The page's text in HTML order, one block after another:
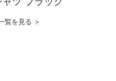
覧を見る ＞